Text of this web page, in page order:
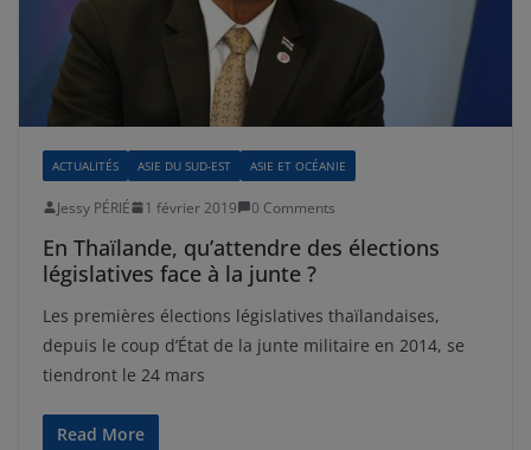
ACTUALITÉS ASIE DU SUD-EST ASIE ET OCÉANIE
Jessy PÉRIÉ 1 février 2019 0 Comments
En Thaïlande, qu’attendre des élections
législatives face à la junte ?
Les premières élections législatives thaïlandaises,
depuis le coup d’État de la junte militaire en 2014, se
tiendront le 24 mars
Read More